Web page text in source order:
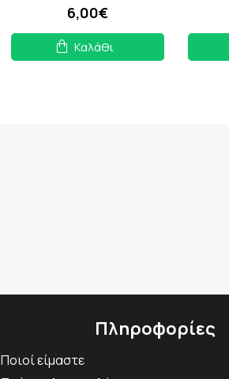
6,00€
Καλάθι
Πληροφορίες
Ποιοί είμαστε